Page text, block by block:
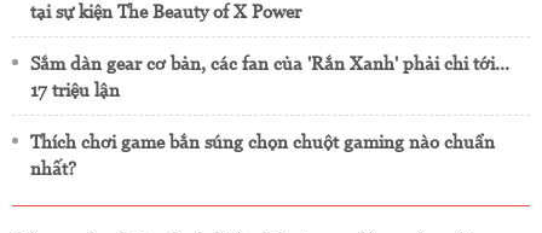
tại sự kiện The Beauty of X Power
Sắm dàn gear cơ bản, các fan của 'Rắn Xanh' phải chi tới...
17 triệu lận
Thích chơi game bắn súng chọn chuột gaming nào chuẩn
nhất?